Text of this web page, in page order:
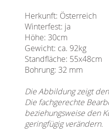
Herkunft: Österreich
Winterfest: ja
Höhe: 30cm
Gewicht: ca. 92kg
Standfläche: 55x48cm
Bohrung: 32 mm
Die Abbildung zeigt
Die fachgerechte
beziehungsweise den
geringfügig verändern.